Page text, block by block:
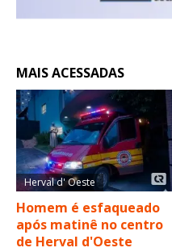
MAIS ACESSADAS
Herval d' Oeste
Homem é esfaqueado
após matinê no centro
de Herval d'Oeste